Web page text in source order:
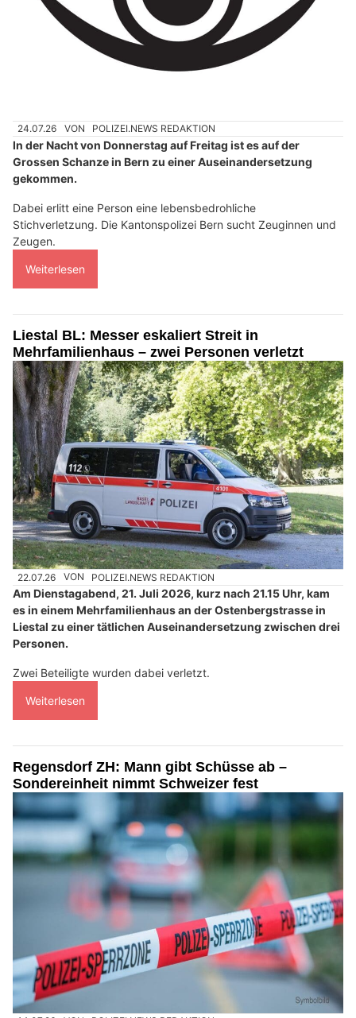
24.07.26 VON POLIZEI.NEWS REDAKTION
In der Nacht von Donnerstag auf Freitag ist es auf der
Grossen Schanze in Bern zu einer Auseinandersetzung
gekommen.
Dabei erlitt eine Person eine lebensbedrohliche
Stichverletzung. Die Kantonspolizei Bern sucht Zeuginnen und
Zeugen.
Weiterlesen
Liestal BL: Messer eskaliert Streit in
Mehrfamilienhaus – zwei Personen verletzt
22.07.26 VON POLIZEI.NEWS REDAKTION
Am Dienstagabend, 21. Juli 2026, kurz nach 21.15 Uhr, kam
es in einem Mehrfamilienhaus an der Ostenbergstrasse in
Liestal zu einer tätlichen Auseinandersetzung zwischen drei
Personen.
Zwei Beteiligte wurden dabei verletzt.
Weiterlesen
Regensdorf ZH: Mann gibt Schüsse ab –
Sondereinheit nimmt Schweizer fest